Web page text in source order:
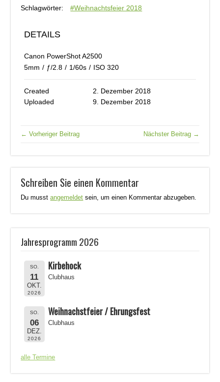
Schlagwörter:
#Weihnachtsfeier 2018
DETAILS
Canon PowerShot A2500
5mm / ƒ/2.8 / 1/60s / ISO 320
Created
2. Dezember 2018
Uploaded
9. Dezember 2018
← Vorheriger Beitrag Nächster Beitrag →
Schreiben Sie einen Kommentar
Du musstangemeldet sein, um einen Kommentar abzugeben.
Jahresprogramm 2026
SO.
11
OKT.
2026
Kirbehock
Clubhaus
SO.
06
DEZ.
2026
Weihnachstfeier / Ehrungsfest
Clubhaus
alle Termine